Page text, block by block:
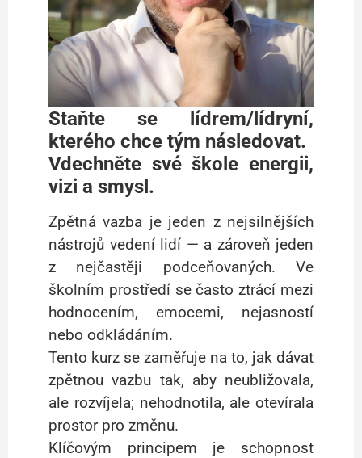
Staňte se lídrem/lídryní,
kterého chce tým následovat.
Vdechněte své škole energii,
vizi a smysl.
Zpětná vazba je jeden z nejsilnějších
nástrojů vedení lidí — a zároveň jeden
z nejčastěji podceňovaných. Ve
školním prostředí se často ztrácí mezi
hodnocením, emocemi, nejasností
nebo odkládáním.
Tento kurz se zaměřuje na to, jak dávat
zpětnou vazbu tak, aby neubližovala,
ale rozvíjela; nehodnotila, ale otevírala
prostor pro změnu.
Klíčovým principem je schopnost